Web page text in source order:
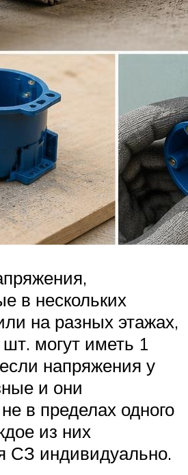
в нескольких
на разных этажах,
могут иметь 1
напряжения у
и они
в пределах одного
из них
СЗ индивидуально.